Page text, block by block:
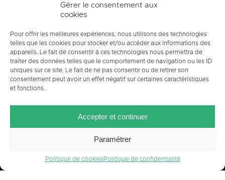
Gérer le consentement aux
cookies
Pour offrir les meilleures expériences, nous utilisons des technologies
telles que les cookies pour stocker et/ou accéder aux informations des
appareils. Le fait de consentir à ces technologies nous permettra de
traiter des données telles que le comportement de navigation ou les ID
uniques sur ce site. Le fait de ne pas consentir ou de retirer son
consentement peut avoir un effet négatif sur certaines caractéristiques
et fonctions.
Accepter et continuer
Paramétrer
Politique de cookiesPolitique de confidentialité
PLAN DU SITE
MENTIONS LÉGALES
CRÉDITS POLITIQUE DE COOKIES (UE)